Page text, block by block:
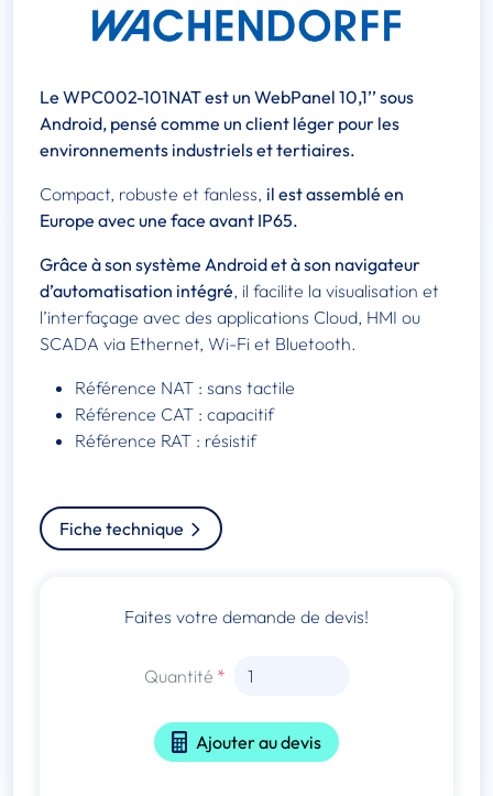
Le WPC002-101NAT est un WebPanel 10,1’’ sous
Android, pensé comme un client léger pour les
environnements industriels et tertiaires.
Compact, robuste et fanless, il est assemblé en
Europe avec une face avant IP65.
Grâce à son système Android et à son navigateur
d’automatisation intégré, il facilite la visualisation et
l’interfaçage avec des applications Cloud, HMI ou
SCADA via Ethernet, Wi-Fi et Bluetooth.
Référence NAT : sans tactile
Référence CAT : capacitif
Référence RAT : résistif
Fiche technique
Faites votre demande de devis!
Quantité
Ajouter au devis